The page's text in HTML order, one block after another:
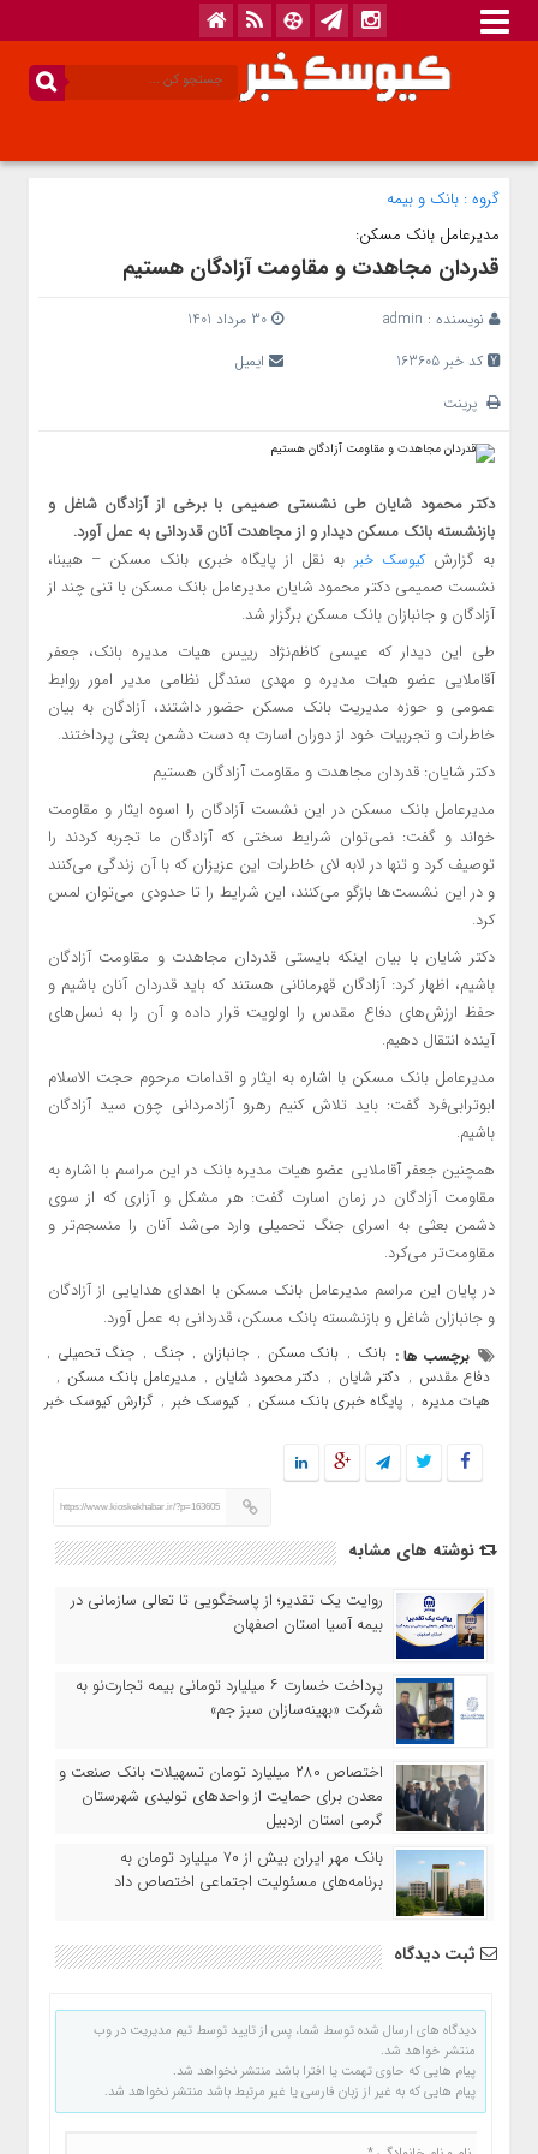
گروه : بانک‌ و بیمه
مدیرعامل بانک مسکن:
قدردان مجاهدت و مقاومت آزادگان هستیم
نویسنده : admin
30 مرداد 1401
کد خبر 163605
ایمیل
پرینت
دکتر محمود شایان طی نشستی صمیمی با برخی از آزادگان شاغل و
بازنشسته بانک مسکن دیدار و از مجاهدت آنان قدردانی به عمل آورد.
به گزارشکیوسک خبر به نقل از پایگاه خبری بانک مسکن – هیبنا،
نشست صمیمی دکتر محمود شایان مدیرعامل بانک مسکن با تنی چند از
آزادگان و جانبازان بانک مسکن برگزار شد.
طی این دیدار که عیسی کاظم‌نژاد رییس هیات مدیره بانک، جعفر
آقاملایی عضو هیات مدیره و مهدی سندگل نظامی مدیر امور روابط
عمومی و حوزه مدیریت بانک مسکن حضور داشتند، آزادگان به بیان
خاطرات و تجربیات خود از دوران اسارت به دست دشمن بعثی پرداختند.
دکتر شایان: قدردان مجاهدت و مقاومت آزادگان هستیم
مدیرعامل بانک مسکن در این نشست آزادگان را اسوه ایثار و مقاومت
خواند و گفت: نمی‌توان شرایط سختی که آزادگان ما تجربه کردند را
توصیف کرد و تنها در لابه لای خاطرات این عزیزان که با آن زندگی می‌کنند
و در این نشست‌ها بازگو می‌کنند، این شرایط را تا حدودی می‌توان لمس
کرد.
دکتر شایان با بیان اینکه بایستی قدردان مجاهدت و مقاومت آزادگان
باشیم، اظهار کرد: آزادگان قهرمانانی هستند که باید قدردان آنان باشیم و
حفظ ارزش‌های دفاع مقدس را اولویت قرار داده و آن را به نسل‌های
آینده انتقال دهیم.
مدیرعامل بانک مسکن با اشاره به ایثار و اقدامات مرحوم حجت الاسلام
ابوترابی‌فرد گفت: باید تلاش کنیم رهرو آزادمردانی چون سید آزادگان
باشیم.
همچنین جعفر آقاملایی عضو هیات مدیره بانک در این مراسم با اشاره به
مقاومت آزادگان در زمان اسارت گفت: هر مشکل و آزاری که از سوی
دشمن بعثی به اسرای جنگ تحمیلی وارد می‌شد آنان را منسجم‌تر و
مقاومت‌تر می‌کرد.
در پایان این مراسم مدیرعامل بانک مسکن با اهدای هدایایی از آزادگان
و جانبازان شاغل و بازنشسته بانک مسکن، قدردانی به عمل آورد.
برچسب ها : بانک , بانک مسکن , جانبازان , جنگ , جنگ تحمیلی ,
دفاع مقدس , دکتر شایان , دکتر محمود شایان , مدیرعامل بانک مسکن ,
هیات مدیره , پایگاه خبری بانک مسکن , کیوسک خبر , گزارش کیوسک خبر
https://www.kioskekhabar.ir/?p=163605
نوشته های مشابه
روایت یک تقدیر؛ از پاسخگویی تا تعالی سازمانی در
بیمه آسیا استان اصفهان
پرداخت خسارت ۶ میلیارد تومانی بیمه تجارت‌نو به
شرکت «بهینه‌سازان سبز جم»
اختصاص ۲۸۰ میلیارد تومان تسهیلات بانک صنعت و
معدن برای حمایت از واحدهای تولیدی شهرستان
گرمی استان اردبیل
بانک مهر ایران بیش از ۷۰ میلیارد تومان به
برنامه‌های مسئولیت اجتماعی اختصاص داد
ثبت دیدگاه
دیدگاه های ارسال شده توسط شما، پس از تایید توسط تیم مدیریت در وب
منتشر خواهد شد.
پیام هایی که حاوی تهمت یا افترا باشد منتشر نخواهد شد.
پیام هایی که به غیر از زبان فارسی یا غیر مرتبط باشد منتشر نخواهد شد.